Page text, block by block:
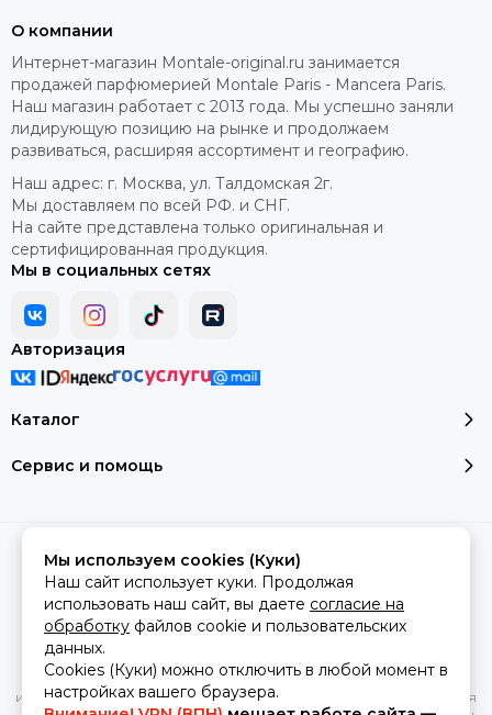
Каталог
Сервис и помощь
О компании
Интернет-магазин Montale-original.ru занимается
продажей парфюмерией Montale Paris - Mancera Paris.
Наш магазин работает с 2013 года. Мы успешно заняли
лидирующую позицию на рынке и продолжаем
развиваться, расширяя ассортимент и географию.
Наш адрес: г. Москва, ул. Талдомская 2г.
Мы доставляем по всей РФ. и СНГ.
На сайте представлена только оригинальная и
сертифицированная продукция.
Мы в социальных сетях
Авторизация
2026 © montale-original.Карта сайта
Сделано в
для платформы
Вся представленная на сайте информация, касающаяся
характеристик, стоимости товаров и услуг, носит
информационный характер и ни при каких условиях не является
Мы используем cookies (Куки)
Наш сайт использует куки. Продолжая
использовать наш сайт, вы даете согласие на
обработку файлов cookie и пользовательских
данных.
Cookies (Куки) можно отключить в любой момент в
настройках вашего браузера.